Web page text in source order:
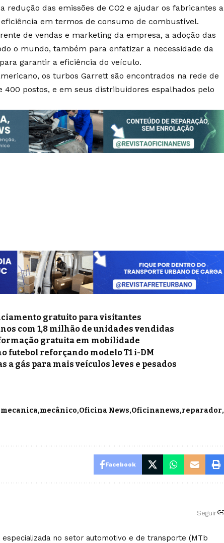
redução das emissões de CO2 e ajudar os fabricantes a
em termos de consumo de combustível.
de vendas e marketing da empresa, a adoção das
o mundo, também para enfatizar a necessidade da
garantir a eficiência do veículo.
os turbos Garrett são encontrados na rede de
400 postos, e em seus distribuidores espalhados pelo
gratuito para visitantes
com 1,8 milhão de unidades vendidas
gratuita em mobilidade
futebol reforçando modelo T1 i-DM
a gás para mais veículos leves e pesados
mecanica mecânico Oficina News Oficinanews reparador
Facebook
Seguir
especializada no setor automotivo e de transporte (MTb